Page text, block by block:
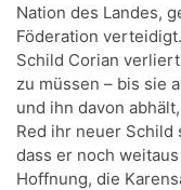
Nation des Landes,
Föderation
Schild Corian
zu müssen – bis sie
und ihn davon
Red ihr neuer Schild
dass er noch
Hoffnung, die